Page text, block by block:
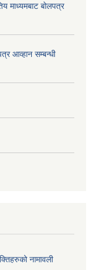
माध्यमबाट बोलपत्र
आव्हान सम्बन्धी
नामावली